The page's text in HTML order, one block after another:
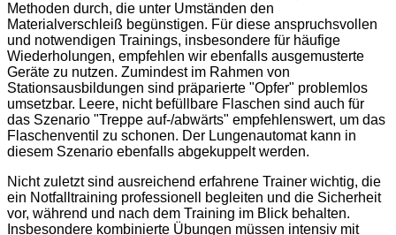
Methoden durch, die unter Umständen den
Materialverschleiß begünstigen. Für diese anspruchsvollen
und notwendigen Trainings, insbesondere für häufige
Wiederholungen, empfehlen wir ebenfalls ausgemusterte
Geräte zu nutzen. Zumindest im Rahmen von
Stationsausbildungen sind präparierte "Opfer" problemlos
umsetzbar. Leere, nicht befüllbare Flaschen sind auch für
das Szenario "Treppe auf-/abwärts" empfehlenswert, um das
Flaschenventil zu schonen. Der Lungenautomat kann in
diesem Szenario ebenfalls abgekuppelt werden.
Nicht zuletzt sind ausreichend erfahrene Trainer wichtig, die
ein Notfalltraining professionell begleiten und die Sicherheit
vor, während und nach dem Training im Blick behalten.
Insbesondere kombinierte Übungen müssen intensiv mit